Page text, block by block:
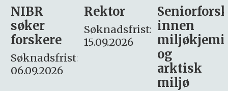
Rektor
Søknadsfrist:
15.09.2026
Seniorforsker
innen
miljøkjemi
søker
– fast
Søknadsfrist:
16. august.